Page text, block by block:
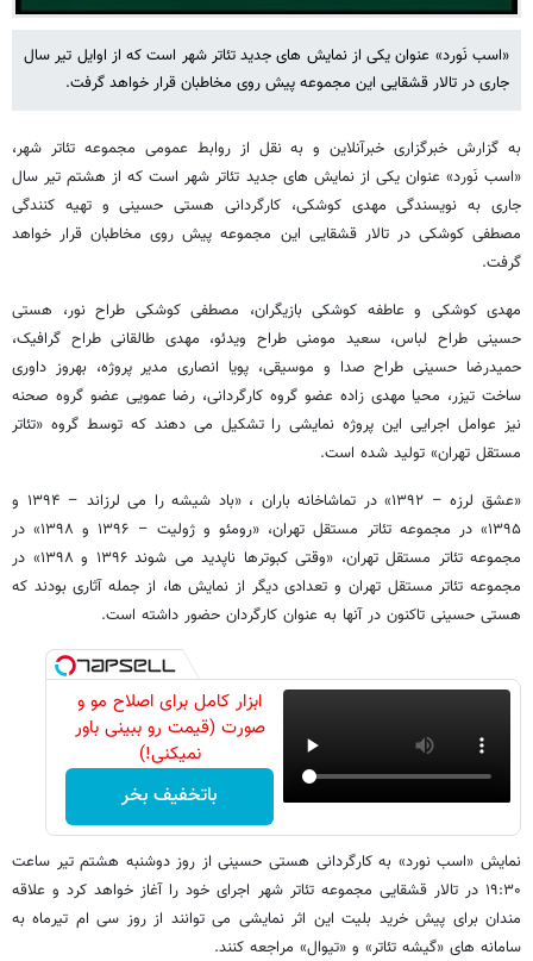
«اسب نَورد» عنوان یکی از نمایش های جدید تئاتر شهر است که از اوایل تیر سال
جاری در تالار قشقایی این مجموعه پیش روی مخاطبان قرار خواهد گرفت.
به گزارش خبرگزاری خبرآنلاین و به نقل از روابط عمومی مجموعه تئاتر شهر،
«اسب نَورد» عنوان یکی از نمایش های جدید تئاتر شهر است که از هشتم تیر سال
جاری به نویسندگی مهدی کوشکی، کارگردانی هستی حسینی و تهیه کنندگی
مصطفی کوشکی در تالار قشقایی این مجموعه پیش روی مخاطبان قرار خواهد
گرفت.
مهدی کوشکی و عاطفه کوشکی بازیگران، مصطفی کوشکی طراح نور، هستی
حسینی طراح لباس، سعید مومنی طراح ویدئو، مهدی طالقانی طراح گرافیک،
حمیدرضا حسینی طراح صدا و موسیقی، پویا انصاری مدیر پروژه، بهروز داوری
ساخت تیزر، محیا مهدی زاده عضو گروه کارگردانی، رضا عمویی عضو گروه صحنه
نیز عوامل اجرایی این پروژه نمایشی را تشکیل می دهند که توسط گروه «تئاتر
مستقل تهران» تولید شده است.
«عشق لرزه – ۱۳۹۲» در تماشاخانه باران ، «باد شیشه را می لرزاند – ۱۳۹۴ و
۱۳۹۵» در مجموعه تئاتر مستقل تهران، «رومئو و ژولیت – ۱۳۹۶ و ۱۳۹۸» در
مجموعه تئاتر مستقل تهران، «وقتی کبوترها ناپدید می شوند ۱۳۹۶ و ۱۳۹۸» در
مجموعه تئاتر مستقل تهران و تعدادی دیگر از نمایش ها، از جمله آثاری بودند که
هستی حسینی تاکنون در آنها به عنوان کارگردان حضور داشته است.
ابزار کامل برای اصلاح مو و
صورت (قیمت رو ببینی باور
نمیکنی!)
باتخفیف بخر
نمایش «اسب نورد» به کارگردانی هستی حسینی از روز دوشنبه هشتم تیر ساعت
۱۹:۳۰ در تالار قشقایی مجموعه تئاتر شهر اجرای خود را آغاز خواهد کرد و علاقه
مندان برای پیش خرید بلیت این اثر نمایشی می توانند از روز سی ام تیرماه به
سامانه های «گیشه تئاتر» و «تیوال» مراجعه کنند.